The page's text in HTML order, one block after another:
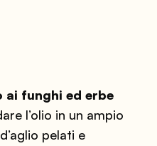
ai funghi ed erbe
l’olio in un ampio
pelati e